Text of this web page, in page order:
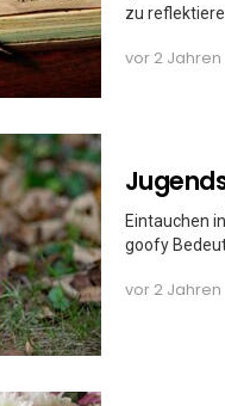
zu
vor 2 Jahren
Eintauchen
goofy
vor 2 Jahren